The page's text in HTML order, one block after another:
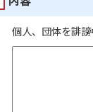
個人、団体を誹